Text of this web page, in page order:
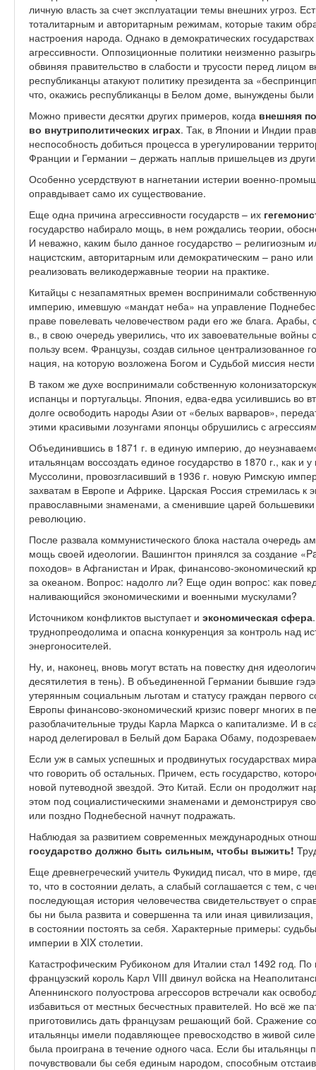
личную власть за счет эксплуатации темы внешних угроз.
тоталитарным и авторитарным режимам, которые таким
настроения народа. Однако в демократических
агрессивности. Оппозиционные политики неизменно
обвиняя правительство в слабости и трусости перед
республиканцы атакуют политику президента за
что, окажись республиканцы в Белом доме, вынуждены
Можно привести десятки других примеров, когда внешняя
во внутриполитических играх. Так, в Японии и Индии
неспособность добиться процесса в урегулировании
Франции и Германии – держать наплыв пришельцев из
Особенно усердствуют в нагнетании истерии военно-
оправдывает само их существование.
Еще одна причина агрессивности государств – их
государство набирало мощь, в нем рождались теории,
И неважно, каким было данное государство – религиозным
нацистским, авторитарным или демократическим – рано
реализовать великодержавные теории на практике.
Китайцы с незапамятных времен воспринимали
империю, имевшую «мандат неба» на управление
праве повелевать человечеством ради его же блага.
в., в свою очередь уверились, что их завоевательные
пользу всем. Французы, создав сильное централизованное
нация, на которую возложена Богом и Судьбой миссия
В таком же духе воспринимали собственную
испанцы и португальцы. Япония, едва-едва усилившись во
долге освободить народы Азии от «белых варваров»,
этими красивыми лозунгами японцы обрушились с
Объединившись в 1871 г. в единую империю, до
итальянцам воссоздать единое государство в 1870 г., как и
Муссолини, провозгласивший в 1936 г. новую Римскую
захватам в Европе и Африке. Царская Россия стремилась к
православными знаменами, а сменившие царей
революцию.
После развала коммунистического блока настала очередь
мощь своей идеологии. Вашингтон принялся за создание
походов» в Афганистан и Ирак, финансово-экономический
за океаном. Вопрос: надолго ли? Еще один вопрос: как
наливающийся экономическими и военными мускулами?
Источником конфликтов выступает и экономическая сфера
труднопреодолима и опасна конкуренция за контроль над
энергоносителей.
Ну, и, наконец, вновь могут встать на повестку дня
десятилетия в тень). В объединенной Германии бывшие
утерянным социальным льготам и статусу граждан первого
Европы финансово-экономический кризис поверг многих в
разоблачительные труды Карла Маркса о капитализме. И в
народ делегировал в Белый дом Барака Обаму,
Если уж в самых успешных и продвинутых государствах
что говорить об остальных. Причем, есть государство,
новой путеводной звездой. Это Китай. Если он продолжит
этом под социалистическими знаменами и демонстрируя
или поздно Поднебесной начнут подражать.
Наблюдая за развитием современных международных
государство должно быть сильным, чтобы выжить!
Еще древнегреческий учитель Фукидид писал, что в мире,
то, что в состоянии делать, а слабый со­глашается с тем, с
последующая история чело­вечества свидетельствует о
бы ни была развита и совершенна та или иная
в состоянии постоять за себя. Характерные примеры:
империи в XIX столетии.
Катастрофическим Рубиконом для Италии стал 1492 год.
французский король Карл VIII двинул войска на
Апеннинского полуострова агрессоров встречали как
избавиться от местных бесчестных правителей. Но всё же
приготовились дать французам решаю­щий бой. Сражение
итальянцы имели по­давляющее превосходство в живой
была проиграна в течение одного часа. Если бы итальянцы
почувствовали бы себя еди­ным народом, способным